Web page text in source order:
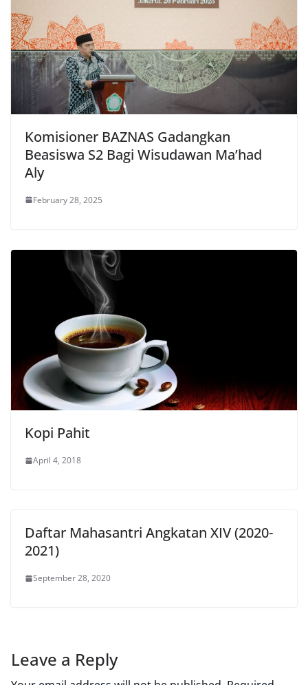
Komisioner BAZNAS Gadangkan
Beasiswa S2 Bagi Wisudawan Ma’had
Aly
February 28, 2025
Kopi Pahit
April 4, 2018
Daftar Mahasantri Angkatan XIV (2020-
2021)
September 28, 2020
Leave a Reply